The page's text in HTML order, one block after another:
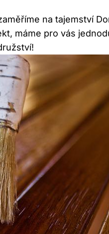
na tajemství
máme pro vás